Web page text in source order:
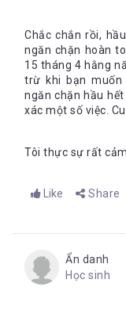
Chắc chắn rồi,
ngăn chặn hoàn
15 tháng 4 hằng
trừ khi bạn muốn
ngăn chặn hầu
xác một số việc.
Tôi thực sự rất
Like Share
Ẩn danh
Học sinh